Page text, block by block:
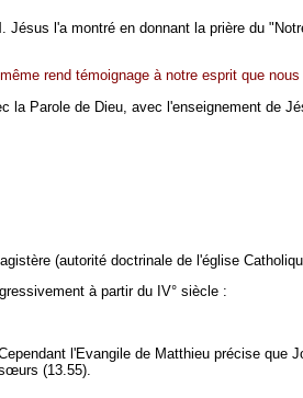
. Jésus l'a montré en donnant la prière du
rend témoignage à notre esprit que
la Parole de Dieu, avec l'enseignement de
(autorité doctrinale de l'église
à partir du IV° siècle :
l'Evangile de Matthieu précise que
(13.55).